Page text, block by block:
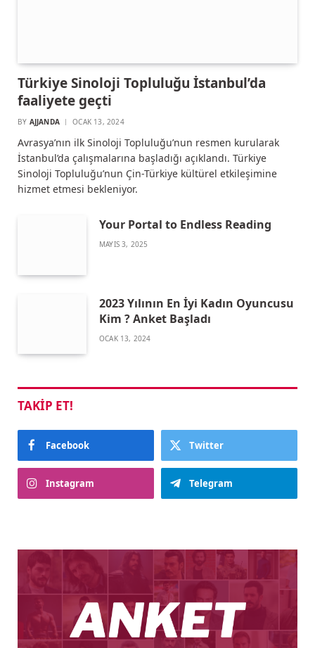
Türkiye Sinoloji Topluluğu İstanbul’da
faaliyete geçti
BY AJJANDA OCAK 13, 2024
Avrasya’nın ilk Sinoloji Topluluğu’nun resmen kurularak
İstanbul’da çalışmalarına başladığı açıklandı. Türkiye
Sinoloji Topluluğu’nun Çin-Türkiye kültürel etkileşimine
hizmet etmesi bekleniyor.
Your Portal to Endless Reading
MAYIS 3, 2025
2023 Yılının En İyi Kadın Oyuncusu
Kim ? Anket Başladı
OCAK 13, 2024
TAKIP ET!
Facebook Twitter
Instagram Telegram